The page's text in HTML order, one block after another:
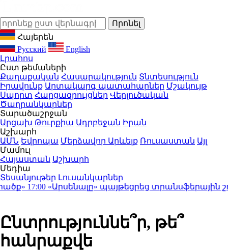
Հայերեն
Русский
English
Լրահոս
Ըստ թեմաների
Քաղաքական Հասարակություն Տնտեսություն
Իրավունք Արտակարգ պատահարներ Մշակույթ
Սպորտ Հարցազրույցներ Վերլուծական
Ծաղրանկարներ
Տարածաշրջան
Արցախ Թուրքիա Ադրբեջան Իրան
Աշխարհ
ԱՄՆ Եվրոպա Մերձավոր Արևելք Ռուսաստան Այլ
Մամուլ
Հայաստան Աշխարհ
Մեդիա
Տեսանյութեր Լուսանկարներ
17:00«Արսենալը» պայթեցրեց տրանսֆերային
Ընտրություննե՞ր, թե՞
հանրաքվե